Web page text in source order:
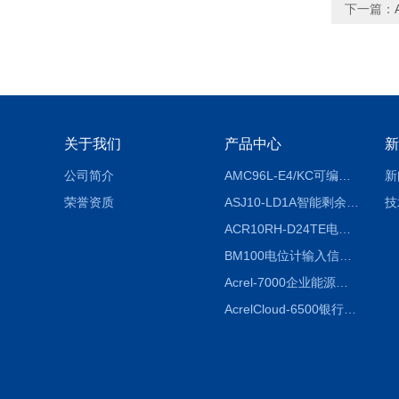
下一篇：
关于我们
公司简介
荣誉资质
产品中心
ACR10RH-D24TE电力仪表外置开口式互感器
BM100电位计输入信号隔离器
Acrel-7000企业能源管控平台
AcrelCloud-6500银行业安全用电能耗云平台